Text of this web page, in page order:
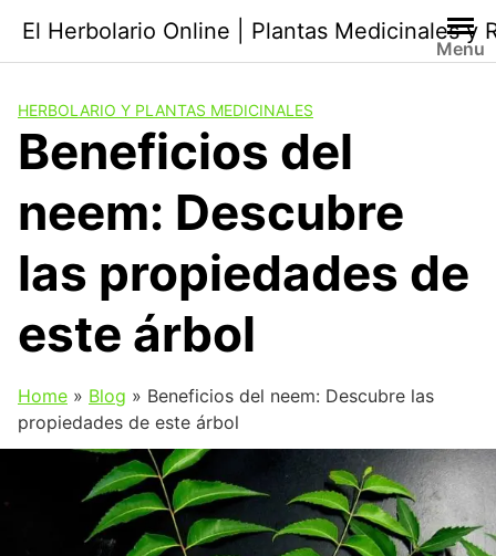
contenido
El Herbolario Online | Plantas Medicinales y
Menu
HERBOLARIO Y PLANTAS MEDICINALES
Beneficios del
neem: Descubre
las propiedades de
este árbol
Home » Blog » Beneficios del neem: Descubre las
propiedades de este árbol